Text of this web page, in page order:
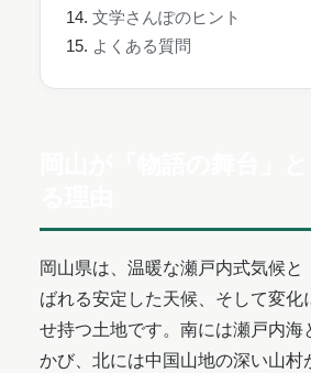
文学さんぽのヒント
よくある質問
岡山県は、温暖な瀬戸内式気候と
ばれる安定した天候、そして変化
せ持つ土地です。南には瀬戸内海
かび、北には中国山地の深い山村